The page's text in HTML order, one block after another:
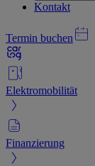
Kontakt
Termin buchen
Elektromobilität
Finanzierung